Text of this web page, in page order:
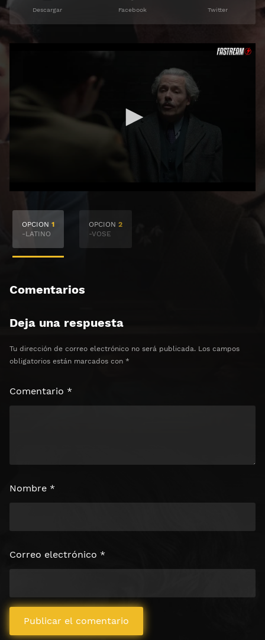
Descargar Facebook Twitter
Haz clic 3 veces en el botón para desbloquear el
⏰ El acceso expira en 1 hora
OPCION 1
-LATINO
OPCION 2
-VOSE
Comentarios
Deja una respuesta
Tu dirección de correo electrónico no será publicada. Los campos
obligatorios están marcados con *
Comentario *
Nombre *
Correo electrónico *